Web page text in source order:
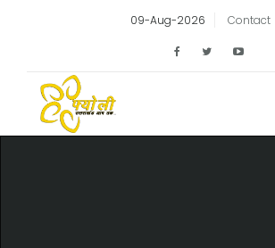
09-Aug-2026 Contact